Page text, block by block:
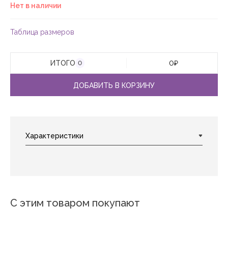
Нет в наличии
Таблица размеров
ИТОГО 0 0₽
ДОБАВИТЬ В КОРЗИНУ
С этим товаром покупают